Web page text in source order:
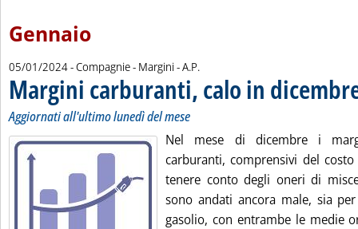
Gennaio
05/01/2024- Compagnie - Margini -di:
A.P.
Margini carburanti, calo in
Aggiornati all'ultimo lunedì del mese
Nel mese di dicembre i
carburanti, comprensivi del
tenere conto degli oneri di
sono andati ancora male, sia
gasolio, con entrambe le medie